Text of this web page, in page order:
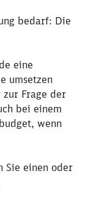
bedarf: Die
eine
umsetzen
Frage der
bei einem
wenn
Sie einen oder